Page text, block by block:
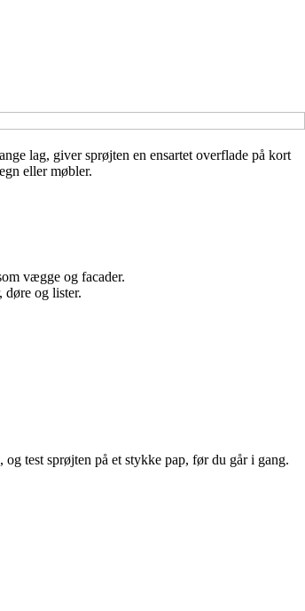
lag, giver sprøjten en ensartet overflade på kort
eller møbler.
vægge og facader.
og lister.
test sprøjten på et stykke pap, før du går i gang.